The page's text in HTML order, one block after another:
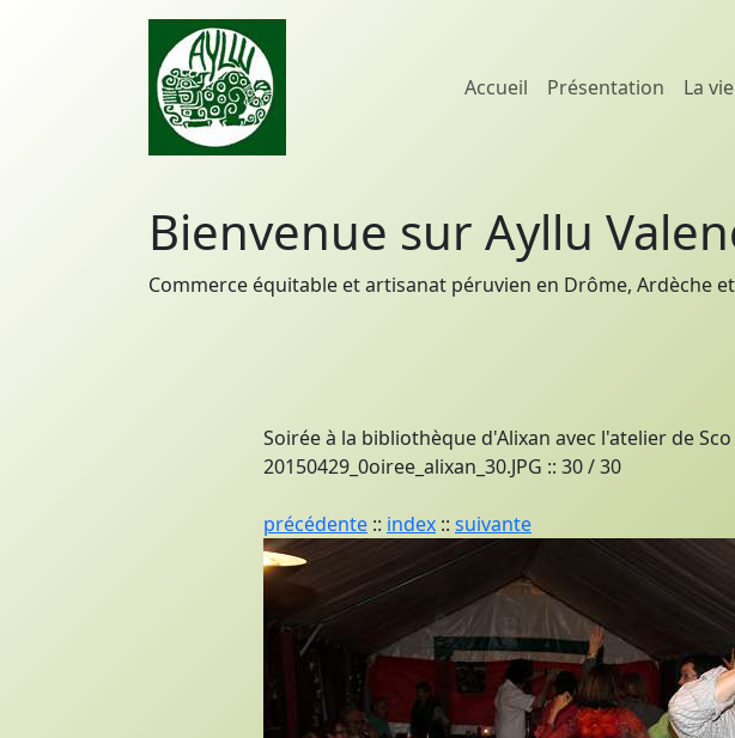
Accueil Présentation La
Bienvenue sur Ayllu
Commerce équitable et artisanat péruvien en Drôme, Ardèche
Soirée à la bibliothèque d'Alixan avec l'atelier de
20150429_0oiree_alixan_30.JPG :: 30 / 30
précédente :: index :: suivante